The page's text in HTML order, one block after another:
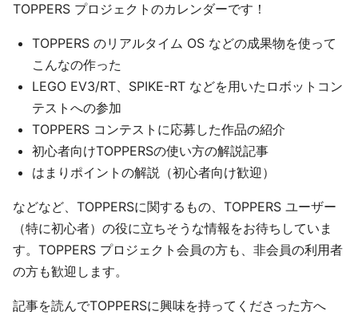
TOPPERS プロジェクトのカレンダーです！
TOPPERS のリアルタイム OS などの成果物を使って
こんなの作った
LEGO EV3/RT、SPIKE-RT などを用いたロボットコン
テストへの参加
TOPPERS コンテストに応募した作品の紹介
初心者向けTOPPERSの使い方の解説記事
はまりポイントの解説（初心者向け歓迎）
などなど、TOPPERSに関するもの、TOPPERS ユーザー
（特に初心者）の役に立ちそうな情報をお待ちしていま
す。TOPPERS プロジェクト会員の方も、非会員の利用者
の方も歓迎します。
記事を読んでTOPPERSに興味を持ってくださった方へ